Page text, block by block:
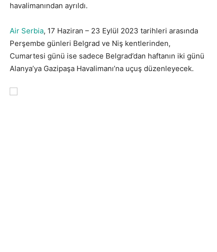
havalimanından ayrıldı.
Air Serbia, 17 Haziran – 23 Eylül 2023 tarihleri arasında
Perşembe günleri Belgrad ve Niş kentlerinden,
Cumartesi günü ise sadece Belgrad’dan haftanın iki günü
Alanya’ya Gazipaşa Havalimanı’na uçuş düzenleyecek.